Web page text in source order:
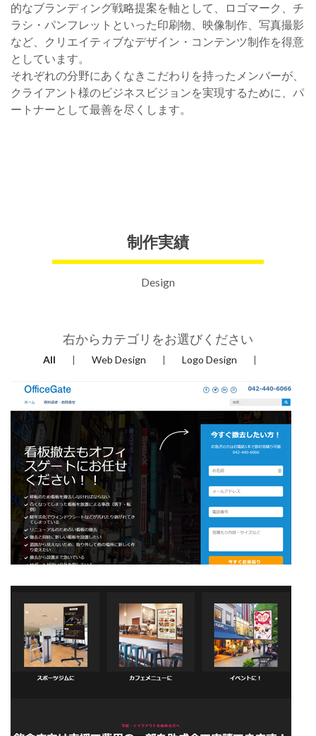
的なブランディング戦略提案を軸として、ロゴマーク、チ
ラシ・パンフレットといった印刷物、映像制作、写真撮影
など、クリエイティブなデザイン・コンテンツ制作を得意
としています。
それぞれの分野にあくなきこだわりを持ったメンバーが、
クライアント様のビジネスビジョンを実現するために、パ
ートナーとして最善を尽くします。
制作実績
Design
右からカテゴリをお選びください
All Web Design Logo Design